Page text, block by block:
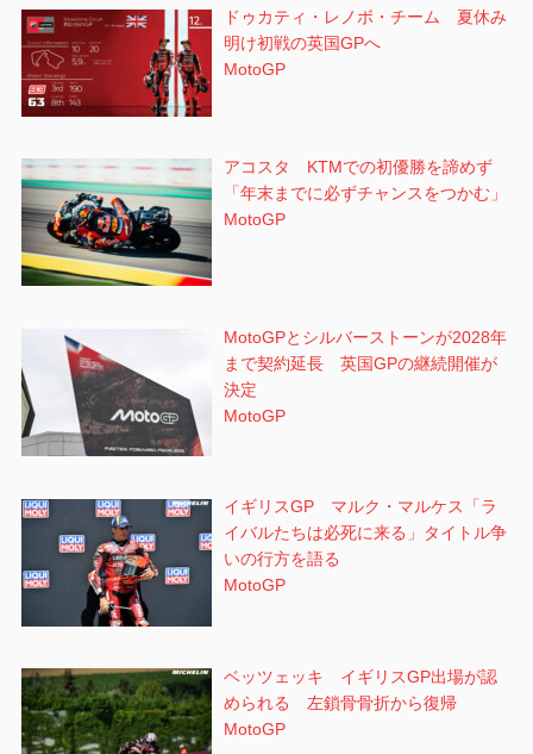
ドゥカティ・レノボ・チーム 夏休み
明け初戦の英国GPへ
MotoGP
アコスタ KTMでの初優勝を諦めず
「年末までに必ずチャンスをつかむ」
MotoGP
MotoGPとシルバーストーンが2028年
まで契約延長 英国GPの継続開催が
決定
MotoGP
イギリスGP マルク・マルケス「ラ
イバルたちは必死に来る」タイトル争
いの行方を語る
MotoGP
ベッツェッキ イギリスGP出場が認
められる 左鎖骨骨折から復帰
MotoGP